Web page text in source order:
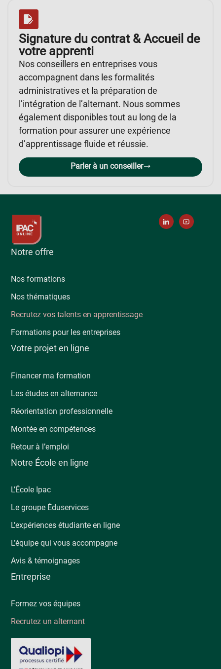
Signature du contrat & Accueil de
votre apprenti
Nos conseillers en entreprises vous
accompagnent dans les formalités
administratives et la préparation de
l’intégration de l’alternant. Nous sommes
également disponibles tout au long de la
formation pour assurer une expérience
d’apprentissage fluide et réussie.
Parler à un conseiller
Notre offre
Nos formations
Nos thématiques
Recrutez vos talents en apprentissage
Formations pour les entreprises
Votre projet en ligne
Financer ma formation
Les études en alternance
Réorientation professionnelle
Montée en compétences
Retour à l’emploi
Notre École en ligne
L’École Ipac
Le groupe Éduservices
L’expériences étudiante en ligne
L’équipe qui vous accompagne
Avis & témoignages
Entreprise
Formez vos équipes
Recrutez un alternant